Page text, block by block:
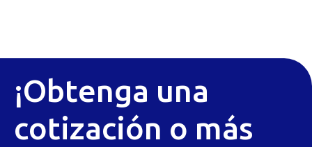
¡Obtenga una
cotización o más